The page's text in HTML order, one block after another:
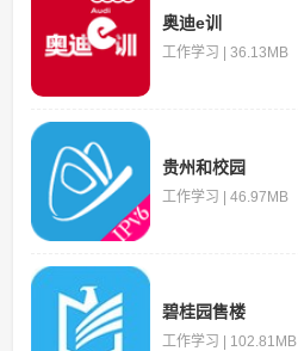
奥迪e训
工作学习 | 36.13MB
贵州和校园
工作学习 | 46.97MB
碧桂园售楼
工作学习 | 102.81MB